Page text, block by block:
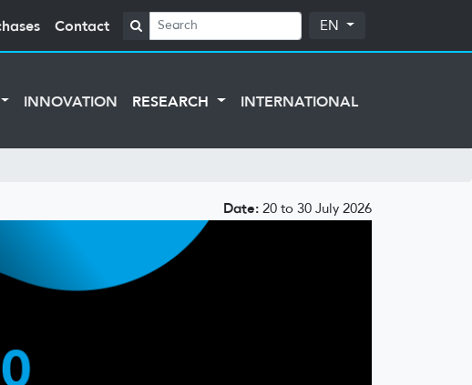
Contact EN
INNOVATION RESEARCH INTERNATIONAL
Date: 20 to 30 July 2026